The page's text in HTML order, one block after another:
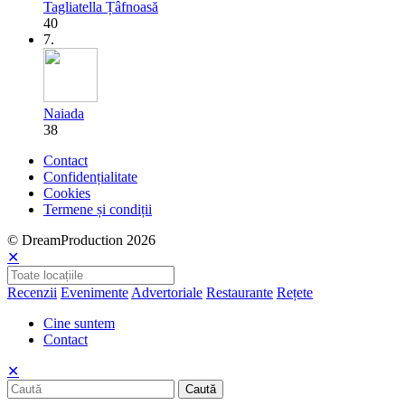
Tagliatella Țâfnoasă
40
7.
Naiada
38
Contact
Confidențialitate
Cookies
Termene și condiții
© DreamProduction 2026
✕
Recenzii Evenimente Advertoriale Restaurante Rețete
Cine suntem
Contact
✕